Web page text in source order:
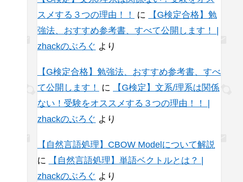
スメする３つの理由！！
に
【G検定合格】勉
強法、おすすめ参考書、すべて公開します！ |
zhackのぶろぐ より
【G検定合格】勉強法、おすすめ参考書、すべ
て公開します！
に
【G検定】文系/理系は関係
ない！受験をオススメする３つの理由！！ |
zhackのぶろぐ より
【自然言語処理】CBOW Modelについて解説
に
【自然言語処理】単語ベクトルとは？ |
zhackのぶろぐ より